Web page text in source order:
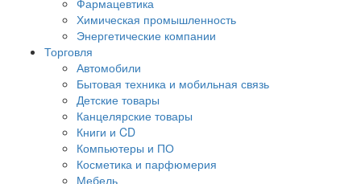
Фармацевтика
Химическая промышленность
Энергетические компании
Торговля
Автомобили
Бытовая техника и мобильная связь
Детские товары
Канцелярские товары
Книги и CD
Компьютеры и ПО
Косметика и парфюмерия
Мебель